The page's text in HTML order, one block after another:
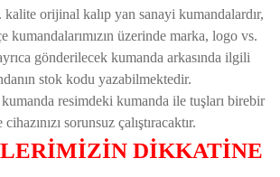
kalite orijinal kalıp yan sanayi kumandalardır,
kumandalarımızın üzerinde marka, logo vs.
gönderilecek kumanda arkasında ilgili
stok kodu yazabilmektedir.
resimdeki kumanda ile tuşları birebir
cihazınızı sorunsuz çalıştıracaktır.
DİKKATİNE